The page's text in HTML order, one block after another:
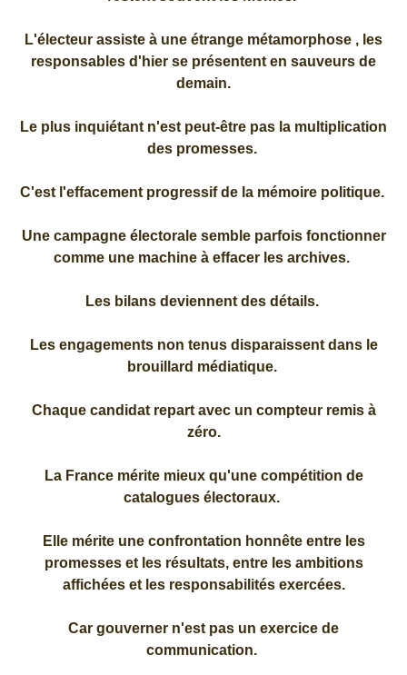
L'électeur assiste à une étrange métamorphose , les
responsables d'hier se présentent en sauveurs de
demain.
Le plus inquiétant n'est peut-être pas la multiplication
des promesses.
C'est l'effacement progressif de la mémoire politique.
Une campagne électorale semble parfois fonctionner
comme une machine à effacer les archives.
Les bilans deviennent des détails.
Les engagements non tenus disparaissent dans le
brouillard médiatique.
Chaque candidat repart avec un compteur remis à
zéro.
La France mérite mieux qu'une compétition de
catalogues électoraux.
Elle mérite une confrontation honnête entre les
promesses et les résultats, entre les ambitions
affichées et les responsabilités exercées.
Car gouverner n'est pas un exercice de
communication.